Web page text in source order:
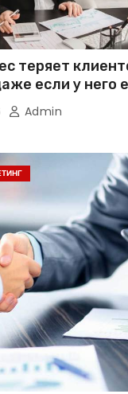
теряет
если у него
Admin